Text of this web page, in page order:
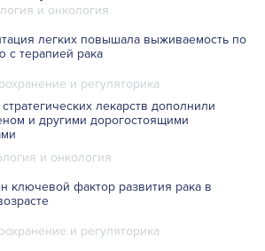
и онкология
легких повышала выживаемость по
с терапией рака
и регуляторика
лекарств дополнили
и другими дорогостоящими
и онкология
ключевой фактор развития рака в
и регуляторика